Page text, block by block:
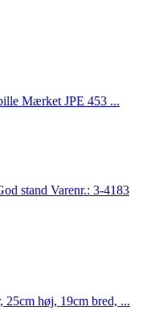
Mærket JPE 453 ...
stand Varenr.: 3-4183
25cm høj, 19cm bred, ...